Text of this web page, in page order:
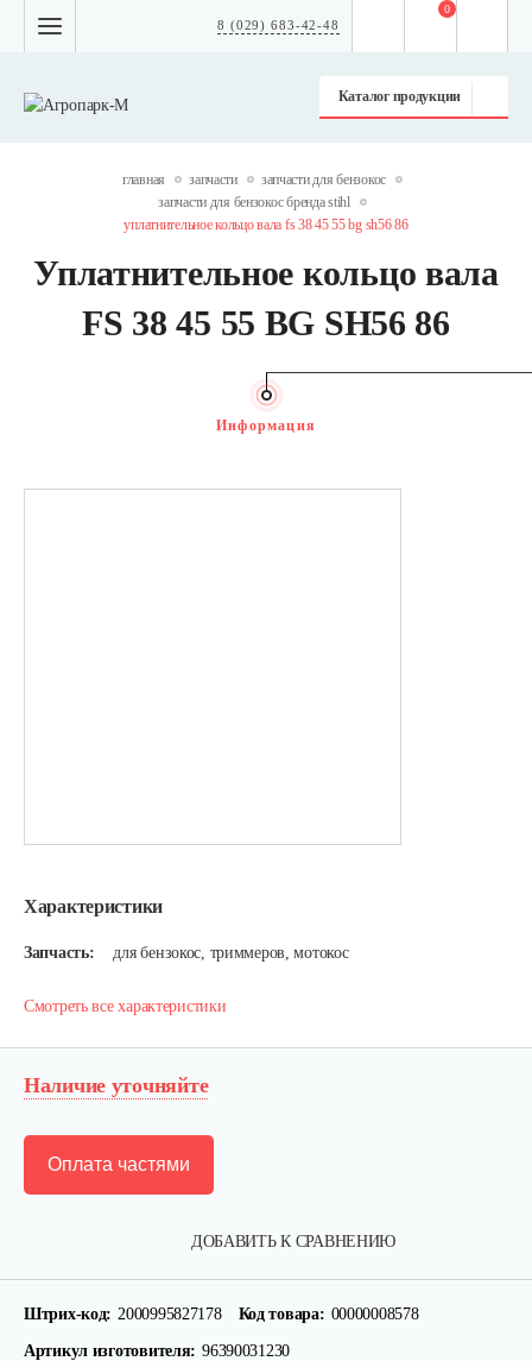
8 (029) 683-42-48
Каталог продукции
0
главная запчасти
запчасти для бензокос
запчасти для бензокос бренда stihl
уплатнительное кольцо вала fs 38 45 55 bg sh56 86
Уплатнительное кольцо вала
FS 38 45 55 BG SH56 86
Характеристики
Запчасть: для бензокос, триммеров, мотокос
Смотреть все характеристики
Информация
Наличие уточняйте
ДОБАВИТЬ К СРАВНЕНИЮ
Оплата частями
Штрих-код: 2000995827178 Код товара: 00000008578
Артикул изготовителя: 96390031230